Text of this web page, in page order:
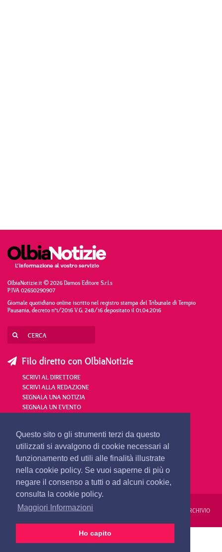
Questo sito o gli strumenti terzi da questo
utilizzati si avvalgono di cookie necessari al
funzionamento ed utili alle finalità illustrate
nella cookie policy. Se vuoi saperne di più o
negare il consenso a tutti o ad alcuni cookie,
consulta la cookie policy.
Maggiori Informazioni
Ho capito
OlbiaNotizie.it © 2026 Damos Editore S.r.l.s
P.IVA 02650290907
Giornale quotidiano online iscritto nel registro stampa del Tribunale di Tempio
Pausania, decreto n°1/2016 V.G. 248/16 depositato il 01.04.2016
Filo diretto con OlbiaNotizie
SCRIVI AL DIRETTORE
SCRIVI ALLA REDAZIONE
SEGNALA UNA NOTIZIA
SEGNALA UN EVENTO
redazione@olbianotizie.it
REDAZIONE PUBBLICITÀ PRIVACY E COOKIES ARCHIVIO
24 ORE VIDEO